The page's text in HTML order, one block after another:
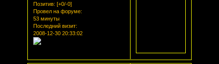
Позитив: [+0/-0]
Провел на форуме:
53 минуты
Последний визит:
2008-12-30 20:33:02